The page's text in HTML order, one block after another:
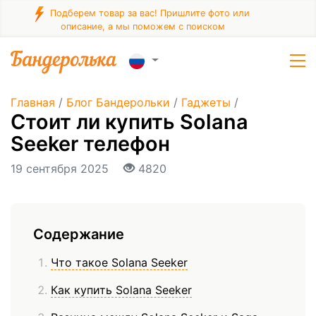
Подберем товар за вас! Пришлите фото или
описание, а мы поможем с поиском
Главная / Блог Бандерольки / Гаджеты /
Стоит ли купить Solana
Seeker телефон
19 сентября 2025 4820
Содержание
Что такое Solana Seeker
Как купить Solana Seeker